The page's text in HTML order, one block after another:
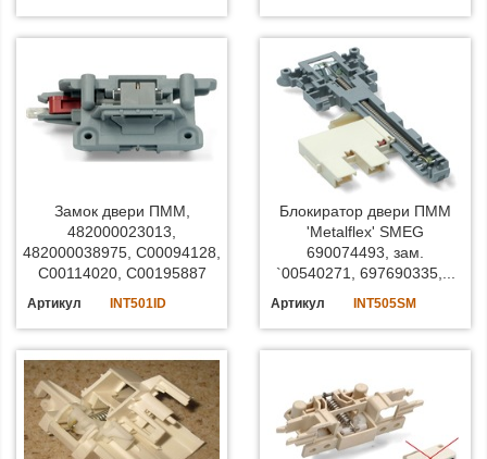
Замок двери ПММ,
482000023013,
482000038975, C00094128,
C00114020, C00195887
Артикул INT501ID
Блокиратор двери ПММ
'Metalflex' SMEG
690074493, зам.
`00540271, 697690335,...
Артикул INT505SM